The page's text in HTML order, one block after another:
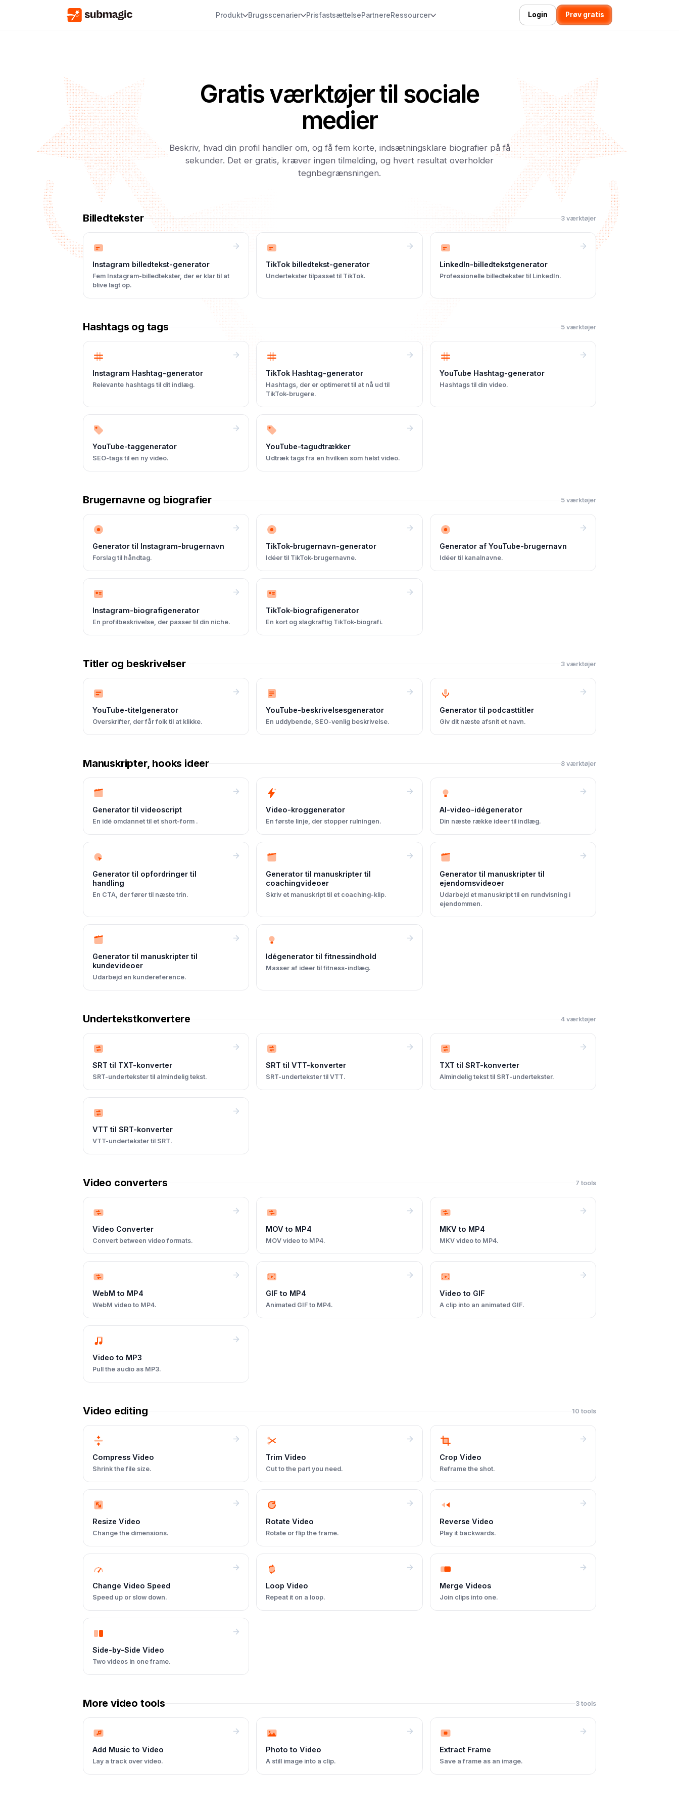
Produkt Brugsscenarier PrisfastsættelsePartnereRessourcer Login Prøv gratis
Gratis værktøjer til sociale
medier
Beskriv, hvad din profil handler om, og få fem korte, indsætningsklare biografier på få
sekunder. Det er gratis, kræver ingen tilmelding, og hvert resultat overholder
tegnbegrænsningen.
Billedtekster 3 værktøjer
Instagram billedtekst-generator
Fem Instagram-billedtekster, der er klar til at
blive lagt op.
TikTok billedtekst-generator
Undertekster tilpasset til TikTok.
LinkedIn-billedtekstgenerator
Professionelle billedtekster til LinkedIn.
Hashtags og tags 5 værktøjer
Instagram Hashtag-generator
Relevante hashtags til dit indlæg.
TikTok Hashtag-generator
Hashtags, der er optimeret til at nå ud til
TikTok-brugere.
YouTube Hashtag-generator
Hashtags til din video.
YouTube-taggenerator
SEO-tags til en ny video.
YouTube-tagudtrækker
Udtræk tags fra en hvilken som helst video.
Brugernavne og biografier 5 værktøjer
Generator til Instagram-brugernavn
Forslag til håndtag.
TikTok-brugernavn-generator
Idéer til TikTok-brugernavne.
Generator af YouTube-brugernavn
Idéer til kanalnavne.
Instagram-biografigenerator
En profilbeskrivelse, der passer til din niche.
TikTok-biografigenerator
En kort og slagkraftig TikTok-biografi.
Titler og beskrivelser 3 værktøjer
YouTube-titelgenerator
Overskrifter, der får folk til at klikke.
YouTube-beskrivelsesgenerator
En uddybende, SEO-venlig beskrivelse.
Generator til podcasttitler
Giv dit næste afsnit et navn.
Manuskripter, hooks ideer 8 værktøjer
Generator til videoscript
En idé omdannet til et short-form .
Video-kroggenerator
En første linje, der stopper rulningen.
AI-video-idégenerator
Din næste række ideer til indlæg.
Generator til opfordringer til
handling
En CTA, der fører til næste trin.
Generator til manuskripter til
coachingvideoer
Skriv et manuskript til et coaching-klip.
Generator til manuskripter til
ejendomsvideoer
Udarbejd et manuskript til en rundvisning i
ejendommen.
Generator til manuskripter til
kundevideoer
Udarbejd en kundereference.
Idégenerator til fitnessindhold
Masser af ideer til fitness-indlæg.
Undertekstkonvertere 4 værktøjer
SRT til TXT-konverter
SRT-undertekster til almindelig tekst.
SRT til VTT-konverter
SRT-undertekster til VTT.
TXT til SRT-konverter
Almindelig tekst til SRT-undertekster.
VTT til SRT-konverter
VTT-undertekster til SRT.
Video converters 7 tools
Video Converter
Convert between video formats.
MOV to MP4
MOV video to MP4.
MKV to MP4
MKV video to MP4.
WebM to MP4
WebM video to MP4.
GIF to MP4
Animated GIF to MP4.
Video to GIF
A clip into an animated GIF.
Video to MP3
Pull the audio as MP3.
Video editing 10 tools
Compress Video
Shrink the file size.
Trim Video
Cut to the part you need.
Crop Video
Reframe the shot.
Resize Video
Change the dimensions.
Rotate Video
Rotate or flip the frame.
Reverse Video
Play it backwards.
Change Video Speed
Speed up or slow down.
Loop Video
Repeat it on a loop.
Merge Videos
Join clips into one.
Side-by-Side Video
Two videos in one frame.
More video tools 3 tools
Add Music to Video
Lay a track over video.
Photo to Video
A still image into a clip.
Extract Frame
Save a frame as an image.